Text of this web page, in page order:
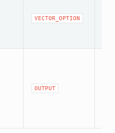
VECTOR_OPTION
OUTPUT